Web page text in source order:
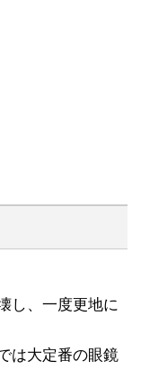
し、一度更地に
は大定番の眼鏡